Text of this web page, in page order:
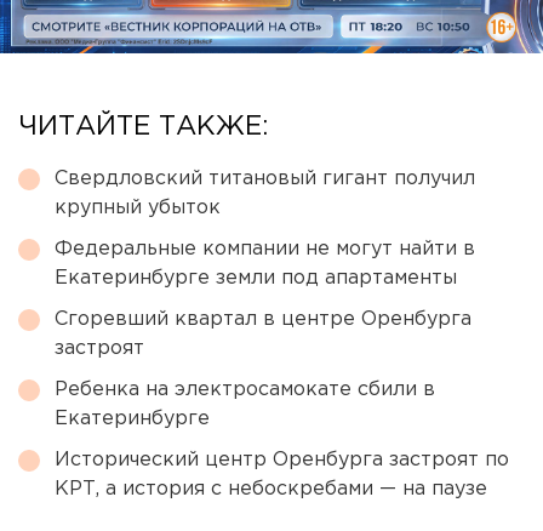
ЧИТАЙТЕ ТАКЖЕ:
Свердловский титановый гигант получил
крупный убыток
Федеральные компании не могут найти в
Екатеринбурге земли под апартаменты
Сгоревший квартал в центре Оренбурга
застроят
Ребенка на электросамокате сбили в
Екатеринбурге
Исторический центр Оренбурга застроят по
КРТ, а история с небоскребами — на паузе